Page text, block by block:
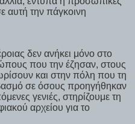
αυτή την πάγκοινη
δεν ανήκει μόνο στο
που την έζησαν, στους
και στην πόλη που τη
σε όσους προηγήθηκαν
γενιές, στηρίζουμε τη
αρχείου για το